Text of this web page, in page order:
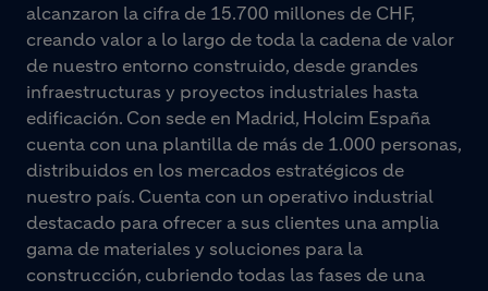
alcanzaron la cifra de 15.700 millones de CHF,
creando valor a lo largo de toda la cadena de valor
de nuestro entorno construido, desde grandes
infraestructuras y proyectos industriales hasta
edificación. Con sede en Madrid, Holcim España
cuenta con una plantilla de más de 1.000 personas,
distribuidos en los mercados estratégicos de
nuestro país. Cuenta con un operativo industrial
destacado para ofrecer a sus clientes una amplia
gama de materiales y soluciones para la
construcción, cubriendo todas las fases de una